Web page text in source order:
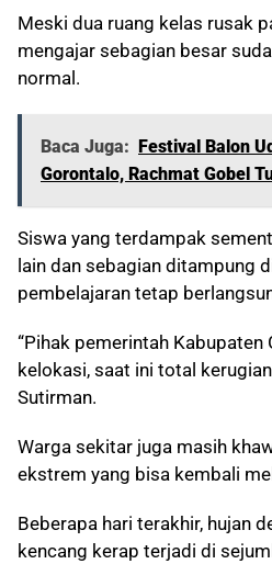
Meski dua ruang kelas rusak
mengajar sebagian besar
normal.
Baca Juga: Festival Balon
Gorontalo, Rachmat Gobel
Siswa yang terdampak
lain dan sebagian ditampung
pembelajaran tetap
“Pihak pemerintah
kelokasi, saat ini total
Sutirman.
Warga sekitar juga masih
ekstrem yang bisa kembali
Beberapa hari terakhir, hujan
kencang kerap terjadi di